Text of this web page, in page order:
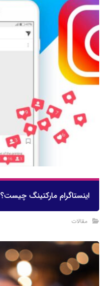
اینستاگرام مارکتینگ چیست؟
مقالات